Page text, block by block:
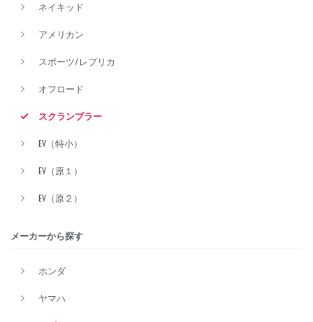
ネイキッド
アメリカン
スポーツ/レプリカ
オフロード
スクランブラー
EV（特小）
EV（原１）
EV（原２）
メーカーから探す
ホンダ
ヤマハ